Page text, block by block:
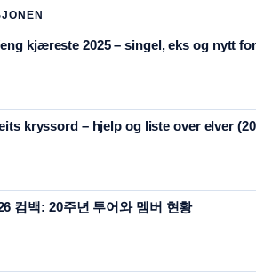
kjæreste 2025 – singel, eks og nytt
kryssord – hjelp og liste over elver
컴백: 20주년 투어와 멤버 현황